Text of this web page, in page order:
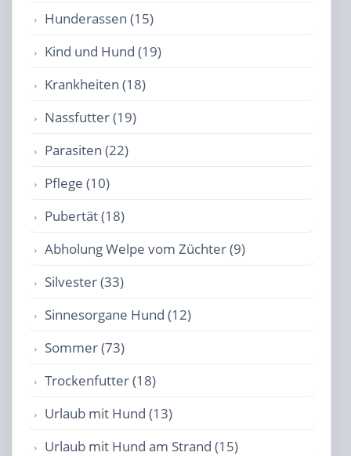
Hunderassen (15)
Kind und Hund (19)
Krankheiten (18)
Nassfutter (19)
Parasiten (22)
Pflege (10)
Pubertät (18)
Abholung Welpe vom Züchter (9)
Silvester (33)
Sinnesorgane Hund (12)
Sommer (73)
Trockenfutter (18)
Urlaub mit Hund (13)
Urlaub mit Hund am Strand (15)